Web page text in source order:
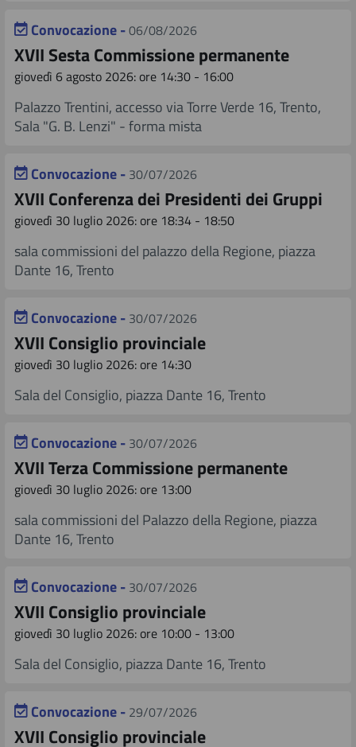
Convocazione -06/08/2026
XVII Sesta Commissione permanente
giovedì 6 agosto 2026: ore 14:30 - 16:00
Palazzo Trentini, accesso via Torre Verde 16, Trento,
Sala "G. B. Lenzi" - forma mista
Convocazione - 30/07/2026
XVII Conferenza dei Presidenti dei Gruppi
giovedì 30 luglio 2026: ore 18:34 - 18:50
sala commissioni del palazzo della Regione, piazza
Dante 16, Trento
Convocazione - 30/07/2026
XVII Consiglio provinciale
giovedì 30 luglio 2026: ore 14:30
Sala del Consiglio, piazza Dante 16, Trento
Convocazione - 30/07/2026
XVII Terza Commissione permanente
giovedì 30 luglio 2026: ore 13:00
sala commissioni del Palazzo della Regione, piazza
Dante 16, Trento
Convocazione - 30/07/2026
XVII Consiglio provinciale
giovedì 30 luglio 2026: ore 10:00 - 13:00
Sala del Consiglio, piazza Dante 16, Trento
Convocazione - 29/07/2026
XVII Consiglio provinciale
Proposte di mozione - negli ultimi 30 giorni
Copertura finanziaria
Sintesi dei contenuti
Sessione di bilancio
Sintesi dei contenuti
d'iniziativa popolare